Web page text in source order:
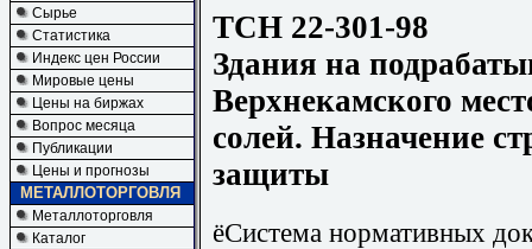
Сырье
Статистика
Индекс цен России
Мировые цены
Цены на биржах
Вопрос месяца
Публикации
Цены и прогнозы
МЕТАЛЛОТОРГОВЛЯ
Металлоторговля
Каталог
ТСН 22-301-98
Здания на
Верхнекамского
солей. Назначение
защиты
ёСистема нормативных